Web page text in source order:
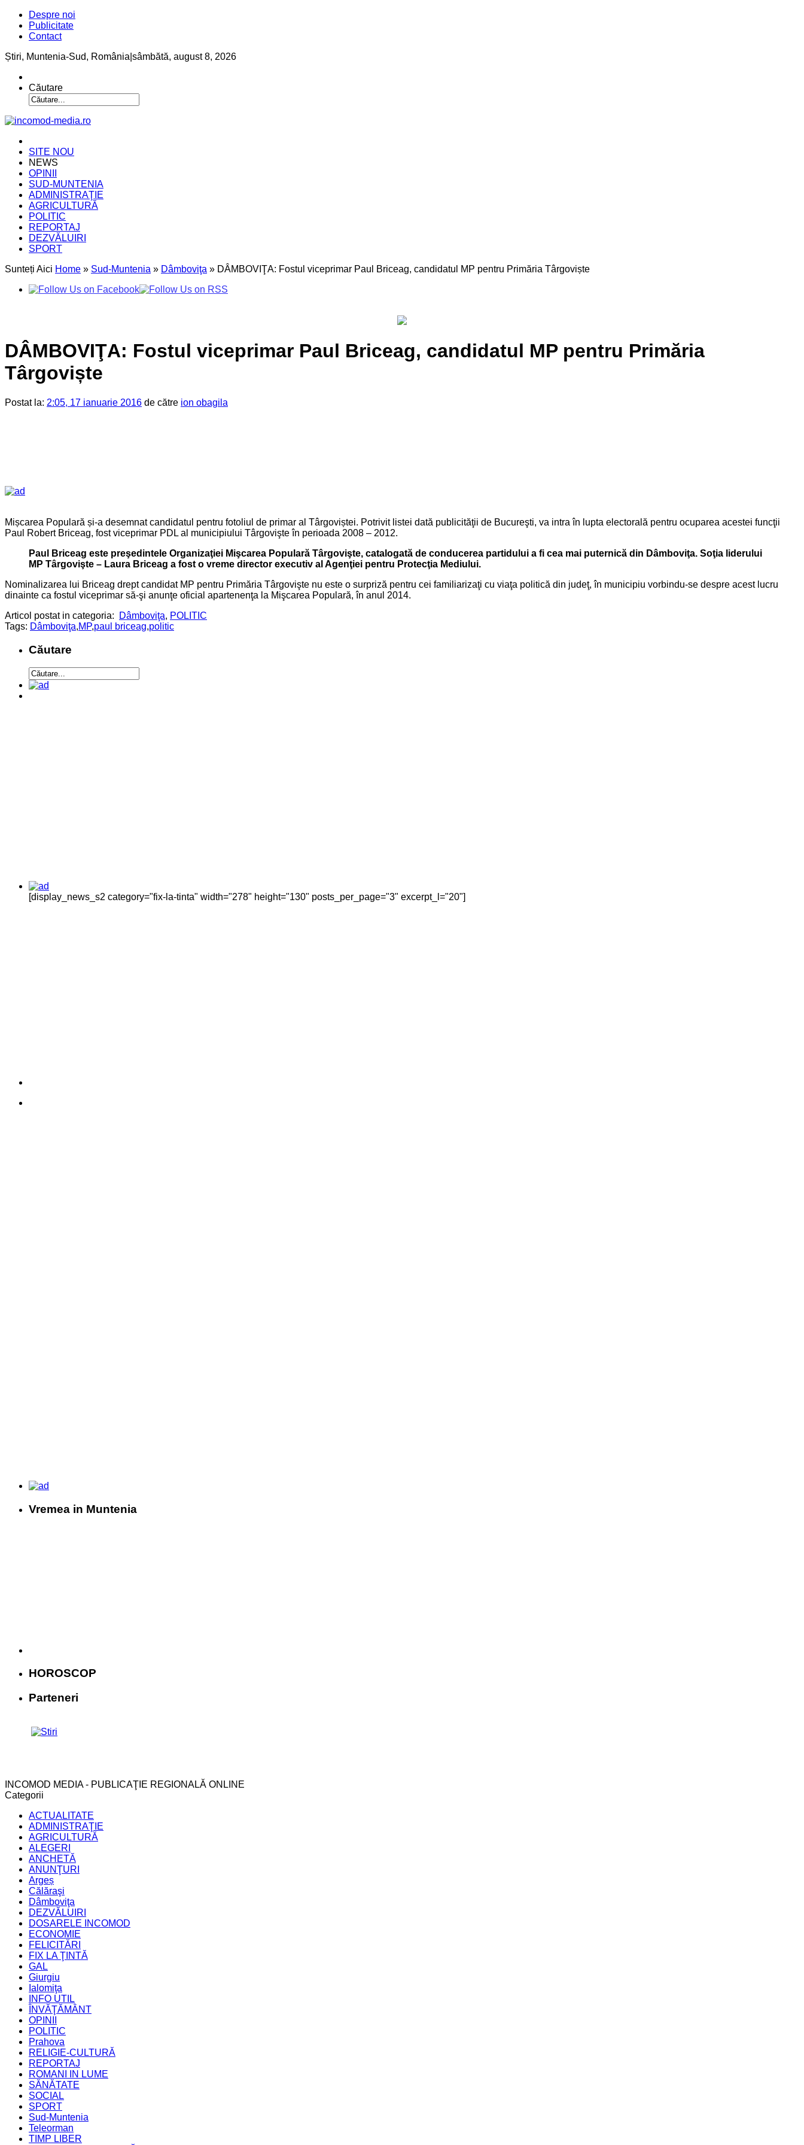
Despre noi
Publicitate
Contact
Știri, Muntenia-Sud, România sâmbătă, august 8, 2026
Căutare
SITE NOU
NEWS
OPINII
SUD-MUNTENIA
ADMINISTRAŢIE
AGRICULTURĂ
POLITIC
REPORTAJ
DEZVĂLUIRI
SPORT
Sunteți Aici Home » Sud-Muntenia » Dâmboviţa » DÂMBOVIŢA: Fostul viceprimar Paul Briceag, candidatul MP pentru Primăria Târgoviște
DÂMBOVIŢA: Fostul viceprimar Paul Briceag, candidatul MP pentru Primăria
Târgoviște
Postat la: 2:05, 17 ianuarie 2016 de către ion obagila
Mișcarea Populară și-a desemnat candidatul pentru fotoliul de primar al Târgoviștei. Potrivit listei dată publicităţii de Bucureşti, va intra în lupta electorală pentru ocuparea acestei funcţii
Paul Robert Briceag, fost viceprimar PDL al municipiului Târgovişte în perioada 2008 – 2012.
Paul Briceag este preşedintele Organizaţiei Mişcarea Populară Târgovişte, catalogată de conducerea partidului a fi cea mai puternică din Dâmboviţa. Soţia liderului
MP Târgovişte – Laura Briceag a fost o vreme director executiv al Agenţiei pentru Protecţia Mediului.
Nominalizarea lui Briceag drept candidat MP pentru Primăria Târgovişte nu este o surpriză pentru cei familiarizaţi cu viaţa politică din judeţ, în municipiu vorbindu-se despre acest lucru
dinainte ca fostul viceprimar să-şi anunţe oficial apartenenţa la Mişcarea Populară, în anul 2014.
Articol postat in categoria:
Dâmboviţa, POLITIC
Tags: Dâmboviţa,MP,paul briceag,politic
Căutare
[display_news_s2 category="fix-la-tinta" width="278" height="130" posts_per_page="3" excerpt_l="20"]
Vremea in Muntenia
HOROSCOP
Parteneri
INCOMOD MEDIA - PUBLICAŢIE REGIONALĂ ONLINE
Categorii
ACTUALITATE
ADMINISTRAŢIE
AGRICULTURĂ
ALEGERI
ANCHETĂ
ANUNŢURI
Argeș
Călăraşi
Dâmboviţa
DEZVĂLUIRI
DOSARELE INCOMOD
ECONOMIE
FELICITĂRI
FIX LA ŢINTĂ
GAL
Giurgiu
Ialomiţa
INFO UTIL
ÎNVĂŢĂMÂNT
OPINII
POLITIC
Prahova
RELIGIE-CULTURĂ
REPORTAJ
ROMANI IN LUME
SĂNĂTATE
SOCIAL
SPORT
Sud-Muntenia
Teleorman
TIMP LIBER